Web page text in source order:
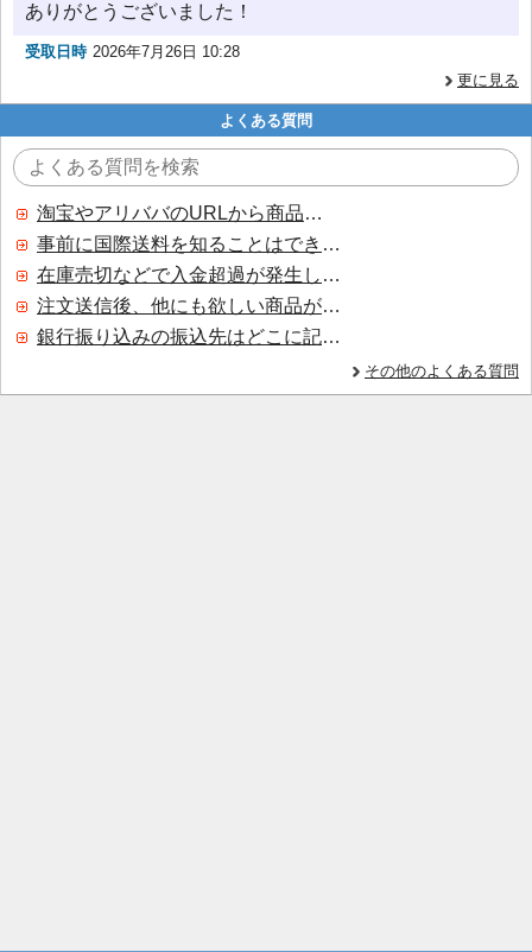
ありがとうございました！
受取日時 2026年7月26日 10:28
更に見る
よくある質問
淘宝やアリババのURLから商品を探すことはできますか？
事前に国際送料を知ることはできますか？
在庫売切などで入金超過が発生した場合はいつ返金されますか？
注文送信後、他にも欲しい商品が見つかった場合、追加注文できますか？
銀行振り込みの振込先はどこに記載されていますか？
その他のよくある質問